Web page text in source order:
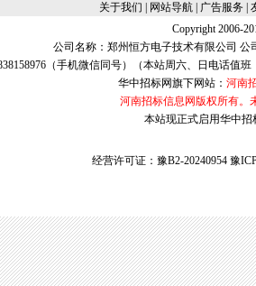
关于我们 | 网站导航 | 广告服务 |
Copyright 2006-
公司名称：郑州恒方电子技术有限公司
（手机微信同号）（本站周六、日电话值
华中招标网旗下网站： 河南
河南招标信息网版权所有。
本站现正式启用华中招
经营许可证：豫B2-20240954 豫